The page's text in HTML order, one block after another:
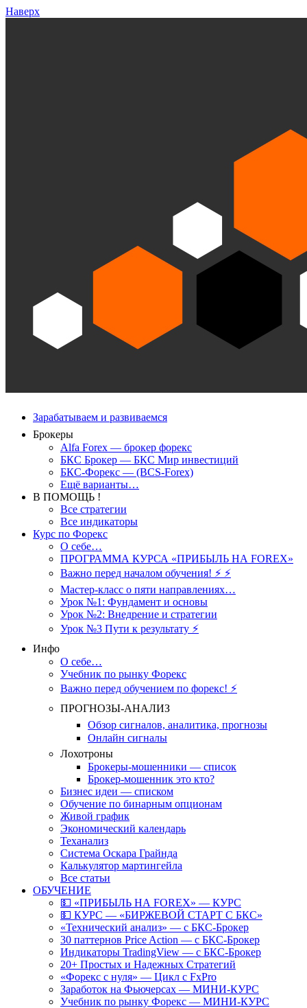
Наверх
Зарабатываем и развиваемся
Брокеры
Alfa Forex — брокер форекс
БКС Брокер — БКС Мир инвестиций
БКС-Форекс — (BCS-Forex)
Ещё варианты…
В ПОМОЩЬ !
Все стратегии
Все индикаторы
Курс по Форекс
О себе…
ПРОГРАММА КУРСА «ПРИБЫЛЬ НА FOREX»
Важно перед началом обучения! ⚡ ⚡
Мастер-класс о пяти направлениях…
Урок №1: Фундамент и основы
Урок №2: Внедрение и стратегии
Урок №3 Пути к результату ⚡️
Инфо
О себе…
Учебник по рынку Форекс
Важно перед обучением по форекс! ⚡
ПРОГНОЗЫ-АНАЛИЗ
Обзор сигналов, аналитика, прогнозы
Онлайн сигналы
Лохотроны
Брокеры-мошенники — список
Брокер-мошенник это кто?
Бизнес идеи — списком
Обучение по бинарным опционам
Живой график
Экономический календарь
Теханализ
Система Оскара Грайнда
Калькулятор мартингейла
Все статьи
ОБУЧЕНИЕ
💵 «ПРИБЫЛЬ НА FOREX» — КУРС
💵 КУРС — «БИРЖЕВОЙ СТАРТ С БКС»
«Технический анализ» — с БКС-Брокер
30 паттернов Price Action — с БКС-Брокер
Индикаторы TradingView — с БКС-Брокер
20+ Простых и Надежных Стратегий
«Форекс с нуля» — Цикл с FxPro
Заработок на Фьючерсах — МИНИ-КУРС
Учебник по рынку Форекс — МИНИ-КУРС